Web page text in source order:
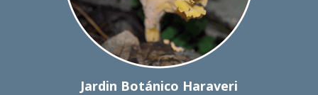
Jardin Botánico Haraveri